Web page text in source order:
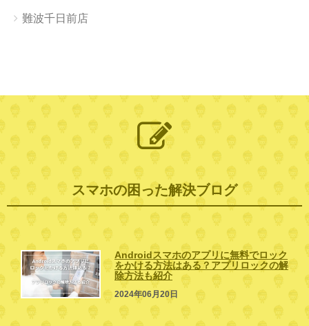
難波千日前店
スマホの困った解決ブログ
Androidスマホのアプリに無料でロック
をかける方法はある？アプリロックの解
除方法も紹介
2024年06月20日